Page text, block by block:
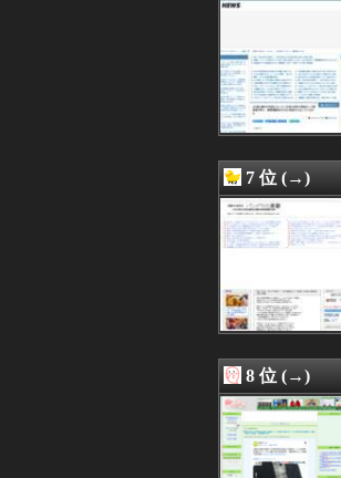
08/07 13:00
08/07 13:00
08/07 13:00
08/07 13:00
08/07 13:00
08/07 13:00
08/07 13:00
08/07 13:00
08/07 13:00
08/07 13:00
08/07 12:58
08/07 12:57
08/07 12:57
08/07 12:57
08/07 12:56
08/07 12:56
08/07 12:56
08/07 12:56
08/07 12:55
08/07 12:52
7 位 (→)
8 位 (→)